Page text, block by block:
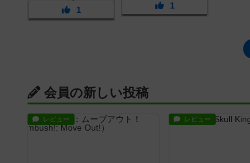
1 1
会員の新しい投稿
レビュー レビュー